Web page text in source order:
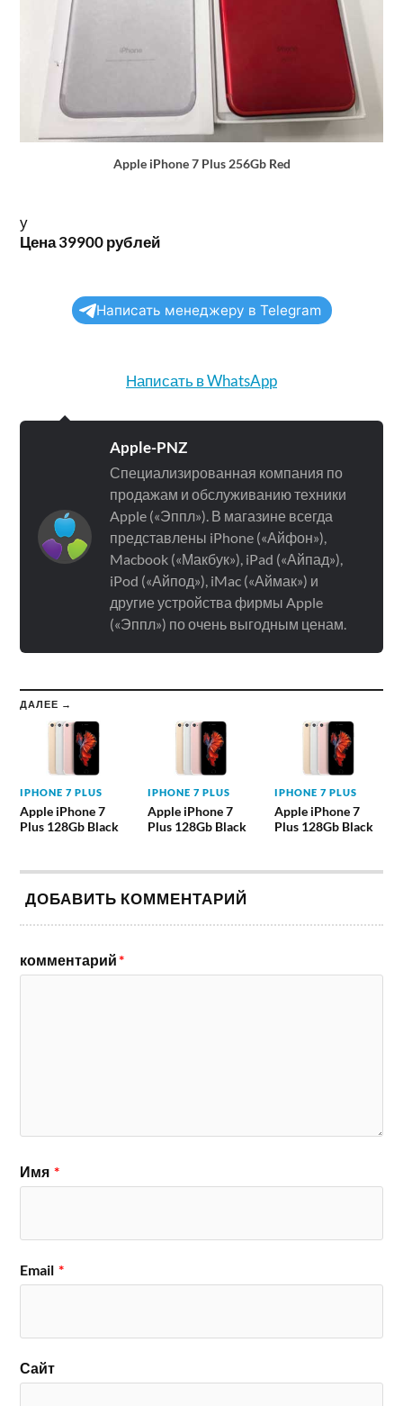
Apple iPhone 7 Plus 256Gb Red
у
Цена 39900 рублей
Написать менеджеру в Telegram
Написать в WhatsApp
Apple-PNZ
Специализированная компания по
продажам и обслуживанию техники
Apple («Эппл»). В магазине всегда
представлены iPhone («Айфон»),
Macbook («Макбук»), iPad («Айпад»),
iPod («Айпод»), iMac («Аймак») и
другие устройства фирмы Apple
(«Эппл») по очень выгодным ценам.
ДАЛЕЕ →
IPHONE 7 PLUS
Apple iPhone 7
Plus 128Gb Black
IPHONE 7 PLUS
Apple iPhone 7
Plus 128Gb Black
IPHONE 7 PLUS
Apple iPhone 7
Plus 128Gb Black
ДОБАВИТЬ КОММЕНТАРИЙ
комментарий*
Имя *
Email *
Сайт